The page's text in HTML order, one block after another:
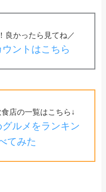
良かったら見てね／
ントはこちら
店の一覧はこちら↓
ルメをランキン
てみた